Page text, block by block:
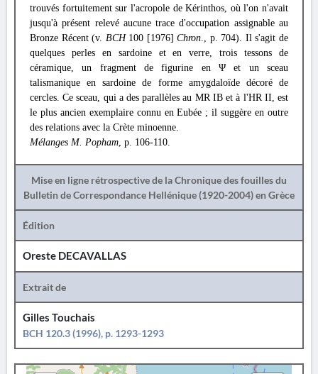
trouvés fortuitement sur l'acropole de Kérinthos, où l'on n'avait
jusqu'à présent relevé aucune trace d'occupation assignable au
Bronze Récent (v. BCH 100 [1976]Chron., p. 704). Il s'agit de
quelques perles en sardoine et en verre, trois tessons de
céramique, un fragment de figurine en Ψ et un sceau
talismanique en sardoine de forme amygdaloïde décoré de
cercles. Ce sceau, qui a des parallèles au MR IB et à l'HR II, est
le plus ancien exemplaire connu en Eubée ; il suggère en outre
des relations avec la Crète minoenne.
Mélanges M. Popham, p. 106-110.
Mise en ligne rétrospective de la Chronique des fouilles du
Bulletin de Correspondance Hellénique (1920-2004) en Grèce
Édition
Oreste DECAVALLAS
Extrait de
Gilles Touchais
BCH 120.3 (1996), p. 1293-1293